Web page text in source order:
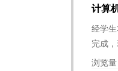
计算
经学
完成
浏览